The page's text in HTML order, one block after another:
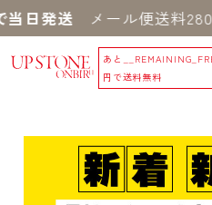
日発送メール便送料280
あと
円で送料無料